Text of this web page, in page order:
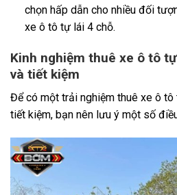
chọn hấp dẫn cho nhiều đối
xe ô tô tự lái 4 chỗ.
Kinh nghiệm thuê xe ô tô
và tiết kiệm
Để có một trải nghiệm thuê xe ô
tiết kiệm, bạn nên lưu ý một số